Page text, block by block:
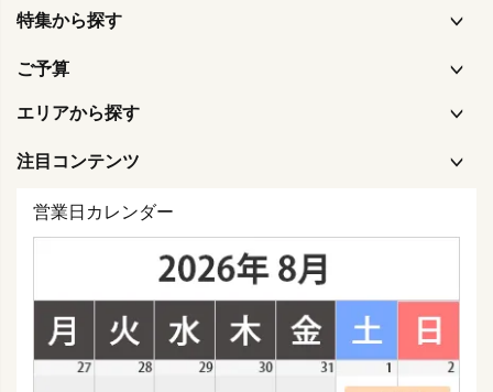
特集から探す
ご予算
エリアから探す
注目コンテンツ
営業日カレンダー